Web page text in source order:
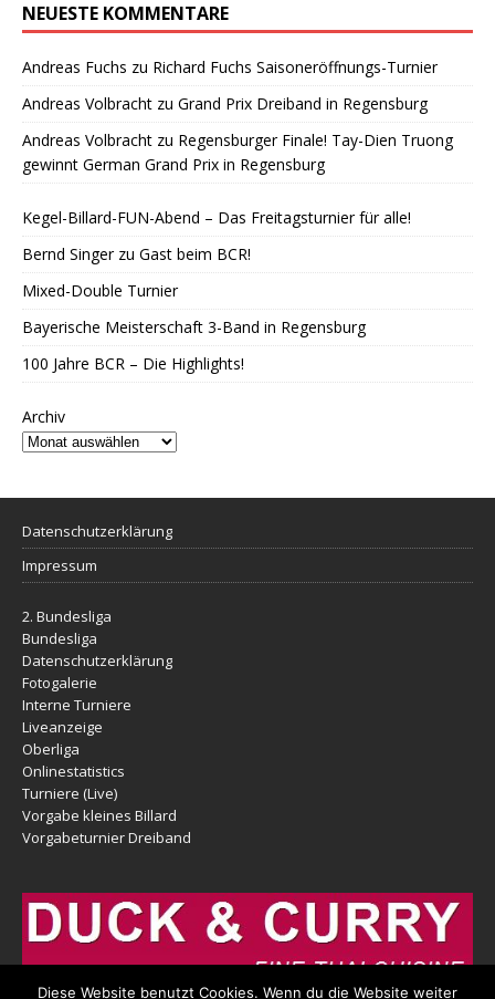
NEUESTE KOMMENTARE
Andreas Fuchs zu Richard Fuchs Saisoneröffnungs-Turnier
Andreas Volbracht zu Grand Prix Dreiband in Regensburg
Andreas Volbracht zu Regensburger Finale! Tay-Dien Truong
gewinnt German Grand Prix in Regensburg
Kegel-Billard-FUN-Abend – Das Freitagsturnier für alle!
Bernd Singer zu Gast beim BCR!
Mixed-Double Turnier
Bayerische Meisterschaft 3-Band in Regensburg
100 Jahre BCR – Die Highlights!
Archiv
Datenschutzerklärung
Impressum
2. Bundesliga
Bundesliga
Datenschutzerklärung
Fotogalerie
Interne Turniere
Liveanzeige
Oberliga
Onlinestatistics
Turniere (Live)
Vorgabe kleines Billard
Vorgabeturnier Dreiband
Diese Website benutzt Cookies. Wenn du die Website weiter